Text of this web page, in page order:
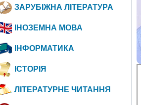
ЗАРУБІЖНА ЛІТЕРАТУРА
ІНОЗЕМНА МОВА
ІНФОРМАТИКА
ІСТОРІЯ
ЛІТЕРАТУРНЕ ЧИТАННЯ